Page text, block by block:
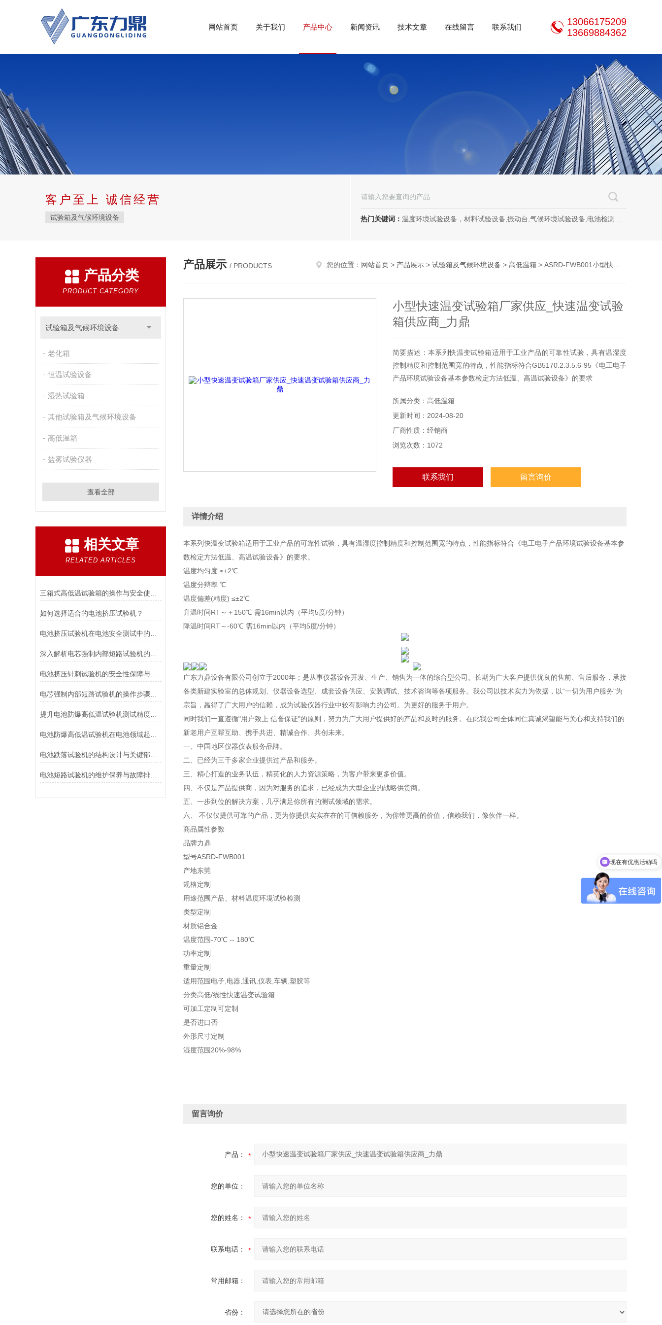
网站首页 关于我们 产品中心 新闻资讯 技术文章 在线留言 联系我们
13066175209
13669884362
客户至上 诚信经营
试验箱及气候环境设备 热门关键词： 温度环境试验设备，材料试验设备,振动台,气候环境试验设备,电池检测设备,
产品分类
PRODUCT CATEGORY
试验箱及气候环境设备
老化箱
恒温试验设备
湿热试验箱
其他试验箱及气候环境设备
高低温箱
盐雾试验仪器
查看全部
相关文章
RELATED ARTICLES
如何选择适合的电池挤压试验机？
电池挤压针刺试验机的安全性保障与风险控制介绍
提升电池防爆高低温试验机测试精度的技巧
电池短路试验机的维护保养与故障排除技巧分享
产品展示 / PRODUCTS 您的位置： 网站首页 > 产品展示 > 试验箱及气候环境设备 > 高低温箱 > ASRD-FWB001小型快速温变试验箱厂家供应_快速温变试验箱供应商_力鼎
小型快速温变试验箱厂家供应_快速温变试验
箱供应商_力鼎
简要描述：本系列快温变试验箱适用于工业产品的可靠性试验，具有温湿度
控制精度和控制范围宽的特点，性能指标符合GB5170.2.3.5.6-95《电工电子
产品环境试验设备基本参数检定方法低温、高温试验设备》的要求
所属分类：高低温箱
更新时间：2024-08-20
厂商性质：经销商
浏览次数：1072
联系我们 留言询价
详情介绍
本系列快温变试验箱适用于工业产品的可靠性试验，具有温湿度控制精度和控制范围宽的特点，性能指标符合《电工电子产品环境试验设备基本参
数检定方法低温、高温试验设备》的要求。
温度均匀度 ≤±2℃
温度分辩率 ℃
温度偏差(精度) ≤±2℃
升温时间RT～＋150℃ 需16min以内（平均5度/分钟）
降温时间RT～-60℃ 需16min以内（平均5度/分钟）
广东力鼎设备有限公司创立于2000年；是从事仪器设备开发、生产、销售为一体的综合型公司。长期为广大客户提供优良的售前、售后服务，承接
各类新建实验室的总体规划、仪器设备选型、成套设备供应、安装调试、技术咨询等各项服务。我公司以技术实力为依据，以“一切为用户服务"为
宗旨，羸得了广大用户的信赖，成为试验仪器行业中较有影响力的公司。为更好的服务于用户。
同时我们一直遵循"用户致上 信誉保证"的原则，努力为广大用户提供好的产品和及时的服务。在此我公司全体同仁真诚渴望能与关心和支持我们的
新老用户互帮互助、携手共进、精诚合作、共创未来。
一、中国地区仪器仪表服务品牌。
二、已经为三千多家企业提供过产品和服务。
三、精心打造的业务队伍，精英化的人力资源策略，为客户带来更多价值。
四、不仅是产品提供商，因为对服务的追求，已经成为大型企业的战略供货商。
五、一步到位的解决方案，几乎满足你所有的测试领域的需求。
六、 不仅仅提供可靠的产品，更为你提供实实在在的可信赖服务，为你带更高的价值，信赖我们，像伙伴一样。
商品属性参数
品牌力鼎
型号ASRD-FWB001
产地东莞
规格定制
用途范围产品、材料温度环境试验检测
类型定制
材质铝合金
温度范围-70℃ -- 180℃
功率定制
重量定制
适用范围电子,电器,通讯,仪表,车辆,塑胶等
分类高低/线性快速温变试验箱
可加工定制可定制
是否进口否
外形尺寸定制
湿度范围20%-98%
留言询价
产品：
您的单位：
您的姓名：
联系电话：
常用邮箱：
省份：
现在有优惠活动吗